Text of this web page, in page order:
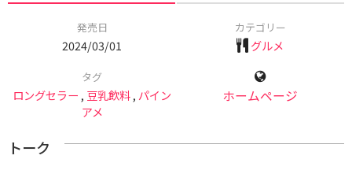
発売日
2024/03/01
カテゴリー
グルメ
タグ
ロングセラー , 豆乳飲料, パイン
アメ
ホームページ
トーク